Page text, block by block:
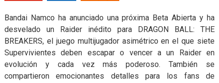
Bandai Namco ha anunciado una próxima Beta Abierta y ha
desvelado un Raider inédito para DRAGON BALL: THE
BREAKERS, el juego multijugador asimétrico en el que siete
Supervivientes deben escapar o vencer a un Raider en
evolución y cada vez más poderoso. También se
compartieron emocionantes detalles para los fans de